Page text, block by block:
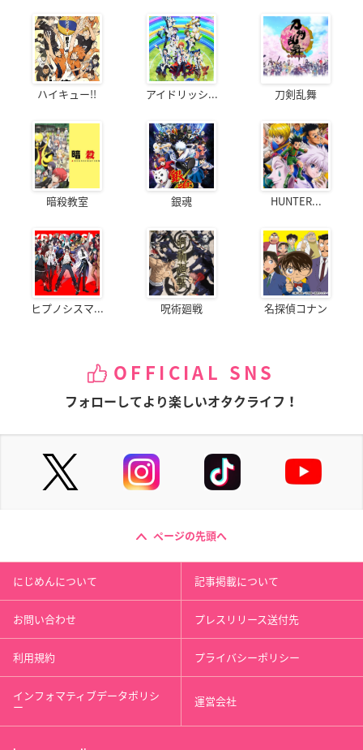
ハイキュー!! アイドリッシ... 刀剣乱舞
暗殺教室 銀魂 HUNTER...
ヒプノシスマ... 呪術廻戦 名探偵コナン
OFFICIAL SNS
フォローしてより楽しいオタクライフ！
ページの先頭へ
にじめんについて 記事掲載について
お問い合わせ プレスリリース送付先
利用規約 プライバシーポリシー
インフォマティブデータポリシ
ー 運営会社